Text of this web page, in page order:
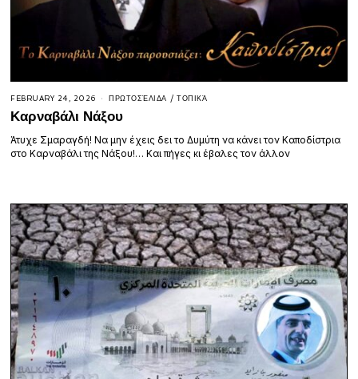
FEBRUARY 24, 2026 ΠΡΩΤΟΣΈΛΙΔΑ / ΤΟΠΙΚΆ
Καρναβάλι Νάξου
Άτυχε Σμαραγδή! Να μην έχεις δει το Δυμύτη να κάνει τον Καποδίστρια
στο Καρναβάλι της Νάξου!… Και πήγες κι έβαλες τον άλλον